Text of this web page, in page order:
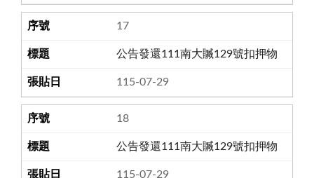
17
公告發還111南大贓129號扣押物
115-07-29
18
公告發還111南大贓129號扣押物
115-07-29